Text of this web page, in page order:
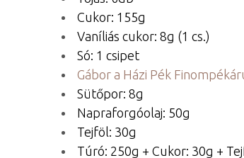
Cukor: 155g
Vaníliás cukor: 8g (1 cs.)
Só: 1 csipet
Gábor a Házi Pék
Sütőpor: 8g
Napraforgóolaj: 50g
Tejföl: 30g
Túró: 250g + Cukor: 30g +